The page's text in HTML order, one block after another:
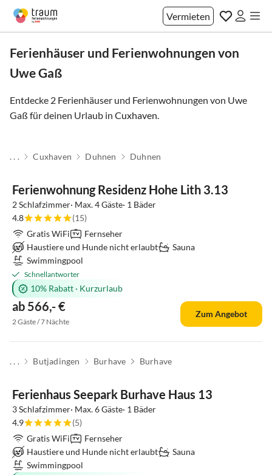
Vermieten
Ferienhäuser und Ferienwohnungen von
Uwe Gaß
Entdecke 2 Ferienhäuser und Ferienwohnungen von Uwe
Gaß für deinen Urlaub in Cuxhaven.
. . . Cuxhaven Duhnen Duhnen
Ferienwohnung Residenz Hohe Lith 3.13
2 Schlafzimmer· Max. 4 Gäste· 1 Bäder
4.8
(15)
Gratis WiFi
Fernseher
Haustiere und Hunde nicht erlaubt
Sauna
Swimmingpool
Schnellantworter
10% Rabatt · Kurzurlaub
ab 566,- €
2 Gäste / 7 Nächte
Zum Angebot
. . . Butjadingen Burhave Burhave
Ferienhaus Seepark Burhave Haus 13
3 Schlafzimmer· Max. 6 Gäste· 1 Bäder
4.9
(5)
Gratis WiFi
Fernseher
Haustiere und Hunde nicht erlaubt
Sauna
Swimmingpool